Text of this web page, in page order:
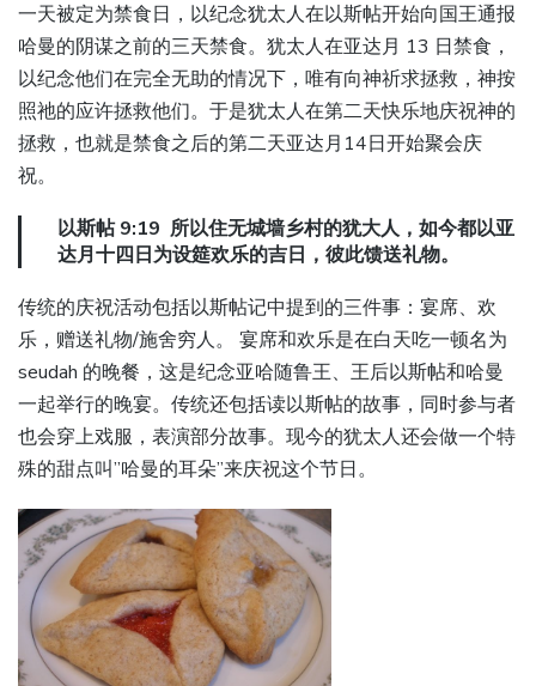
一天被定为禁食日，以纪念犹太人在以斯帖开始向国王通报
哈曼的阴谋之前的三天禁食。犹太人在亚达月 13 日禁食，
以纪念他们在完全无助的情况下，唯有向神祈求拯救，神按
照祂的应许拯救他们。于是犹太人在第二天快乐地庆祝神的
拯救，也就是禁食之后的第二天亚达月14日开始聚会庆
祝。
以斯帖 9:19 所以住无城墙乡村的犹大人，如今都以亚
达月十四日为设筵欢乐的吉日，彼此馈送礼物。
传统的庆祝活动包括以斯帖记中提到的三件事：宴席、欢
乐，赠送礼物/施舍穷人。 宴席和欢乐是在白天吃一顿名为
seudah 的晚餐，这是纪念亚哈随鲁王、王后以斯帖和哈曼
一起举行的晚宴。传统还包括读以斯帖的故事，同时参与者
也会穿上戏服，表演部分故事。现今的犹太人还会做一个特
殊的甜点叫”哈曼的耳朵”来庆祝这个节日。